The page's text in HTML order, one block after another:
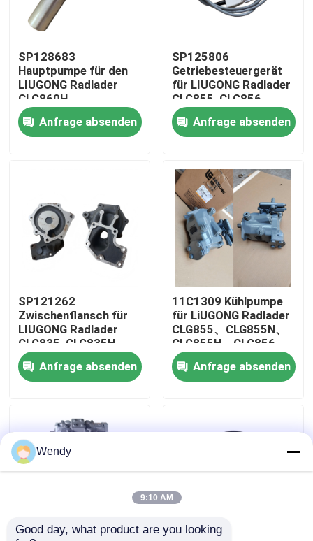
Haus
Videos
Fabrik-Ausflug
Qualitätskontrolle
Nachrichten
Bloggen
SP128683
Hauptpumpe für den
LIUGONG Radlader
CLG860H、
CLG862H、
CLG862N、
CLG870H、CLG888、
Anfrage absenden
SP125806
Getriebesteuergerät
für LIUGONG Radlader
CLG855, CLG856,
CLG850H, ZL50CN,
ZL50CNX, CLG860H,
CLG862H, CLG862N,
CLG890H
Anfrage absenden
SP121262
Zwischenflansch für
LIUGONG Radlader
CLG835, CLG835H,
CLG836, CLG836H,
ZL30E, CLG855,
CLG862H, CLG870H
Anfrage absenden
11C1309 Kühlpumpe
für LiUGONG Radlader
CLG855、CLG855N、
CLG855H、CLG856、
CLG850H、CLG860H
Anfrage absenden
Wendy
9:10 AM
Good day, what product are you looking